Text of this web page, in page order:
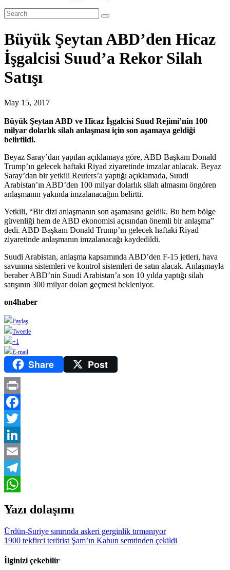
Büyük Şeytan ABD’den Hicaz
İşgalcisi Suud’a Rekor Silah
Satışı
May 15, 2017
Büyük Şeytan ABD ve Hicaz İşgalcisi Suud Rejimi’nin 100
milyar dolarlık silah anlaşması için son aşamaya geldiği
belirtildi.
Beyaz Saray’dan yapılan açıklamaya göre, ABD Başkanı Donald
Trump’ın gelecek haftaki Riyad ziyaretinde imzalar atılacak. Beyaz
Saray’dan bir yetkili Reuters’a yaptığı açıklamada, Suudi
Arabistan’ın ABD’den 100 milyar dolarlık silah almasını öngören
anlaşmanın yakında imzalanacağını belirtti.
Yetkili, “Bir dizi anlaşmanın son aşamasına geldik. Bu hem bölge
güvenliği hem de ABD ekonomisi açısından önemli bir anlaşma”
dedi. ABD Başkanı Donald Trump’ın gelecek haftaki Riyad
ziyaretinde anlaşmanın imzalanacağı kaydedildi.
Suudi Arabistan, anlaşma kapsamında ABD’den F-15 jetleri, hava
savunma sistemleri ve kontrol sistemleri de satın alacak. Anlaşmayla
beraber ABD’nin Suudi Arabistan’a son 10 yılda yaptığı silah
satışının 300 milyar doları geçmesi bekleniyor.
on4haber
Paylaş
Tweetle
+1
E-mail
Share Post
Print
Facebook
Twitter
LinkedIn
Email
Telegram
Yazı dolaşımı
Ürdün-Suriye sınırında askeri gerginlik tırmanıyor
1900 tekfirci terörist Şam’ın Kabun semtinden çekildi
İlginizi çekebilir